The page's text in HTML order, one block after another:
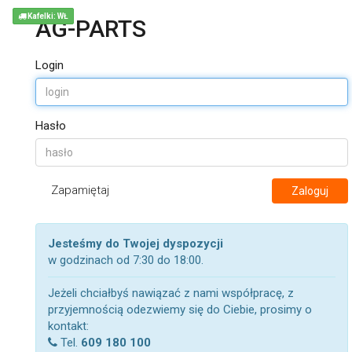
AG-PARTS
Login
Hasło
Zapamiętaj Zaloguj
Jesteśmy do Twojej dyspozycji
w godzinach od 7:30 do 18:00.
Jeżeli chciałbyś nawiązać z nami współpracę, z
przyjemnością odezwiemy się do Ciebie, prosimy o
kontakt:
Tel. 609 180 100
Kafelki: WŁ